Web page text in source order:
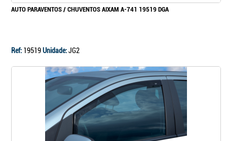
AUTO PARAVENTOS / CHUVENTOS AIXAM A-741 19519 DGA
Ref: 19519Unidade:JG2